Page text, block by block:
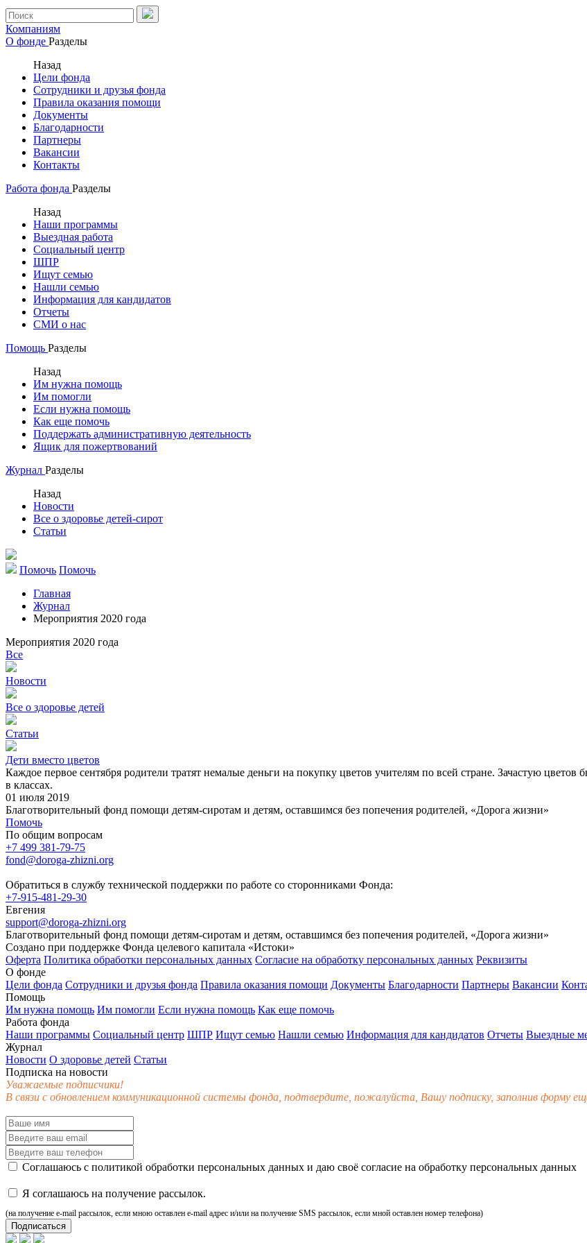
Компаниям
О фонде Разделы
Назад
Цели фонда
Сотрудники и друзья фонда
Правила оказания помощи
Документы
Благодарности
Партнеры
Вакансии
Контакты
Работа фонда Разделы
Назад
Наши программы
Выездная работа
Социальный центр
ШПР
Ищут семью
Нашли семью
Информация для кандидатов
Отчеты
СМИ о нас
Помощь Разделы
Назад
Им нужна помощь
Им помогли
Если нужна помощь
Как еще помочь
Поддержать административную деятельность
Ящик для пожертвований
Журнал Разделы
Назад
Новости
Все о здоровье детей-сирот
Статьи
Помочь Помочь
Главная
Журнал
Мероприятия 2020 года
Мероприятия 2020 года
Все
Новости
Все о здоровье детей
Статьи
Дети вместо цветов
Каждое первое сентября родители тратят немалые деньги на покупку цветов учителям по всей стране. Зачастую
в классах.
01 июля 2019
Благотворительный фонд помощи детям-сиротам и детям, оставшимся без попечения родителей, «Дорога жизни»
Помочь
По общим вопросам
+7 499 381-79-75
fond@doroga-zhizni.org
Обратиться в службу технической поддержки по работе со сторонниками Фонда:
+7-915-481-29-30
Евгения
support@doroga-zhizni.org
Благотворительный фонд помощи детям-сиротам и детям, оставшимся без попечения родителей, «Дорога жизни»
Создано при поддержке Фонда целевого капитала «Истоки»
Оферта Политика обработки персональных данных Согласие на обработку персональных данных Реквизиты
О фонде
Цели фонда Сотрудники и друзья фонда Правила оказания помощи Документы Благодарности Партнеры Вакансии
Помощь
Им нужна помощь Им помогли Если нужна помощь Как еще помочь
Работа фонда
Наши программы Социальный центр ШПР Ищут семью Нашли семью Информация для кандидатов Отчеты Выездные
Журнал
Новости О здоровье детей Статьи
Подписка на новости
Уважаемые подписчики!
В связи с обновлением коммуникационной системы фонда, подтвердите, пожалуйста, Вашу подписку, заполнив форму
Соглашаюсь с политикой обработки персональных данных и даю своё согласие на обработку персональных данных
Я соглашаюсь на получение рассылок.
(на получение e-mail рассылок, если мною оставлен e-mail адрес и/или на получение SMS рассылок, если мной оставлен номер телефона)
Подписаться